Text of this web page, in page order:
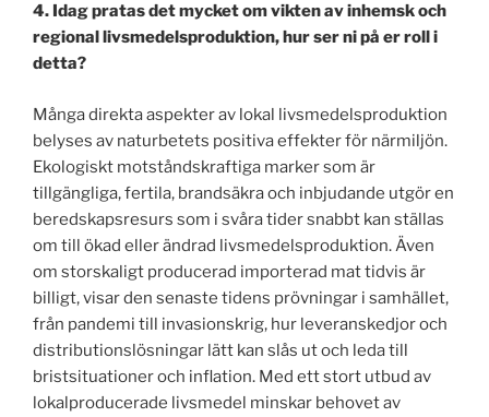
4. Idag pratas det mycket om vikten av inhemsk och
regional livsmedelsproduktion, hur ser ni på er roll i
detta?
Många direkta aspekter av lokal livsmedelsproduktion
belyses av naturbetets positiva effekter för närmiljön.
Ekologiskt motståndskraftiga marker som är
tillgängliga, fertila, brandsäkra och inbjudande utgör en
beredskapsresurs som i svåra tider snabbt kan ställas
om till ökad eller ändrad livsmedelsproduktion. Även
om storskaligt producerad importerad mat tidvis är
billigt, visar den senaste tidens prövningar i samhället,
från pandemi till invasionskrig, hur leveranskedjor och
distributionslösningar lätt kan slås ut och leda till
bristsituationer och inflation. Med ett stort utbud av
lokalproducerade livsmedel minskar behovet av